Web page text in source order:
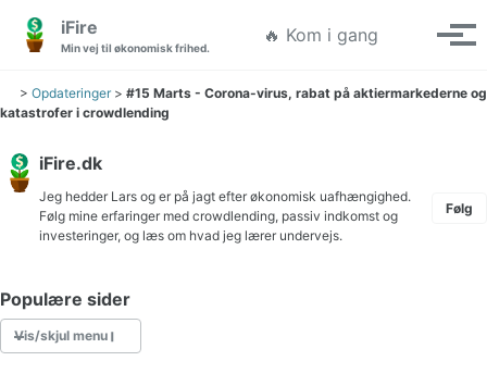
Gå til hovedmenuen
Gå til indholdet
Gå til sidefoden
iFire
Min vej til økonomisk frihed.
🔥 Kom i gang Søgning
Vis/
> Opdateringer > #15 Marts - Corona-virus, rabat på aktiermarkederne og
katastrofer i crowdlending
iFire.dk
Jeg hedder Lars og er på jagt efter økonomisk uafhængighed.
Følg mine erfaringer med crowdlending, passiv indkomst og
investeringer, og læs om hvad jeg lærer undervejs.
Følg
Populære sider
Vis/skjul menu